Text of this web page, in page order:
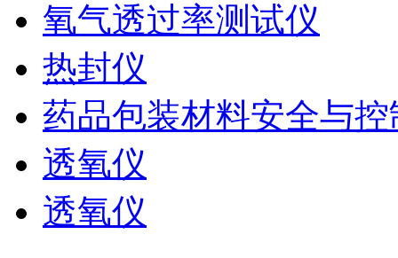
氧气透过率测试仪
热封仪
药品包装材料安全与
透氧仪
透氧仪